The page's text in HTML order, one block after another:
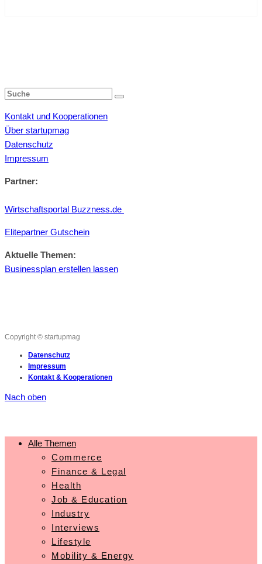
Kontakt und Kooperationen
Über startupmag
Datenschutz
Impressum
Partner:
Wirtschaftsportal Buzzness.de
Elitepartner Gutschein
Aktuelle Themen:
Businessplan erstellen lassen
Copyright © startupmag
Datenschutz
Impressum
Kontakt & Kooperationen
Nach oben
Alle Themen
Commerce
Finance & Legal
Health
Job & Education
Industry
Interviews
Lifestyle
Mobility & Energy